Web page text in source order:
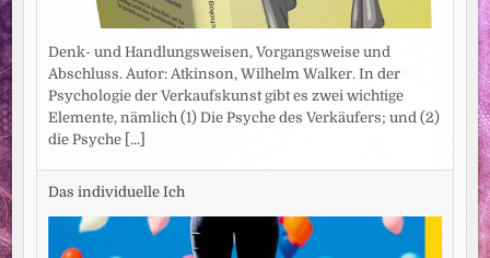
Denk- und Handlungsweisen, Vorgangsweise und
Abschluss. Autor: Atkinson, Wilhelm Walker. In der
Psychologie der Verkaufskunst gibt es zwei wichtige
Elemente, nämlich (1) Die Psyche des Verkäufers; und (2)
die Psyche [...]
Das individuelle Ich